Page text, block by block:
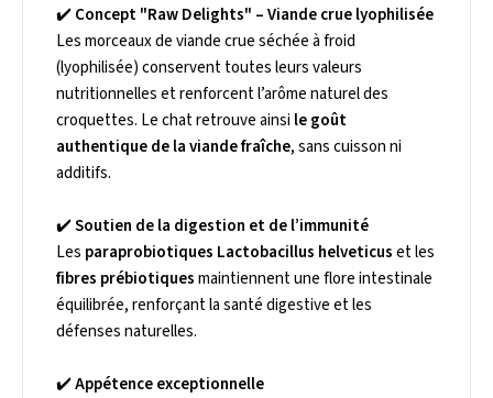
✔️Concept "Raw Delights" – Viande crue lyophilisée
Les morceaux de viande crue séchée à froid
(lyophilisée) conservent toutes leurs valeurs
nutritionnelles et renforcent l’arôme naturel des
croquettes. Le chat retrouve ainsi le goût
authentique de la viande fraîche, sans cuisson ni
additifs.
✔️Soutien de la digestion et de l’immunité
Les paraprobiotiques Lactobacillus helveticuset les
fibres prébiotiquesmaintiennent une flore intestinale
équilibrée, renforçant la santé digestive et les
défenses naturelles.
✔️Appétence exceptionnelle